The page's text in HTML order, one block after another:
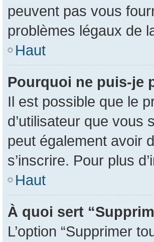
peuvent pas vous
problèmes légaux de
Haut
Pourquoi ne puis-je
Il est possible que le
d’utilisateur que
peut également avoir
s’inscrire. Pour plus
Haut
À quoi sert
L’option “Supprimer